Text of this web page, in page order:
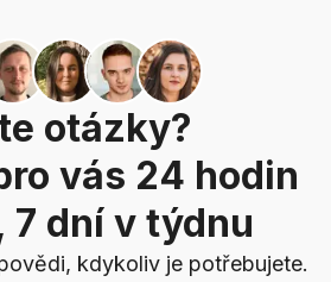
otázky?
vás 24 hodin
7 dní v týdnu
kdykoliv je potřebujete.